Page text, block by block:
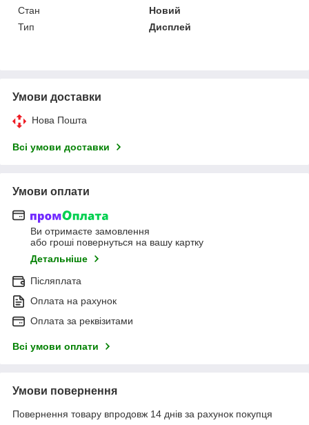
Стан
Новий
Тип
Дисплей
Умови доставки
Нова Пошта
Всі умови доставки
Умови оплати
Ви отримаєте замовлення
або гроші повернуться на вашу картку
Детальніше
Післяплата
Оплата на рахунок
Оплата за реквізитами
Всі умови оплати
Умови повернення
Повернення товару впродовж 14 днів за рахунок покупця